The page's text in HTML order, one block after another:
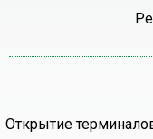
Открытие